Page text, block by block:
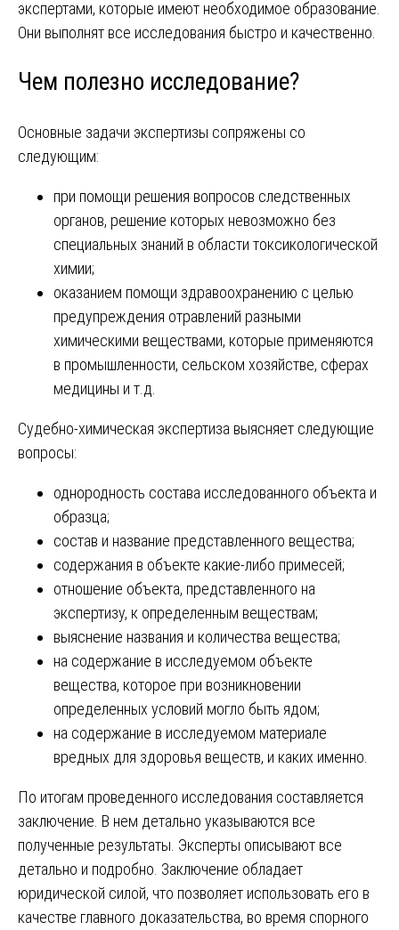
экспертами, которые имеют необходимое образование.
Они выполнят все исследования быстро и качественно.
Чем полезно исследование?
Основные задачи экспертизы сопряжены со
следующим:
при помощи решения вопросов следственных
органов, решение которых невозможно без
специальных знаний в области токсикологической
химии;
оказанием помощи здравоохранению с целью
предупреждения отравлений разными
химическими веществами, которые применяются
в промышленности, сельском хозяйстве, сферах
медицины и т.д.
Судебно-химическая экспертиза выясняет следующие
вопросы:
однородность состава исследованного объекта и
образца;
состав и название представленного вещества;
содержания в объекте какие-либо примесей;
отношение объекта, представленного на
экспертизу, к определенным веществам;
выяснение названия и количества вещества;
на содержание в исследуемом объекте
вещества, которое при возникновении
определенных условий могло быть ядом;
на содержание в исследуемом материале
вредных для здоровья веществ, и каких именно.
По итогам проведенного исследования составляется
заключение. В нем детально указываются все
полученные результаты. Эксперты описывают все
детально и подробно. Заключение обладает
юридической силой, что позволяет использовать его в
качестве главного доказательства, во время спорного